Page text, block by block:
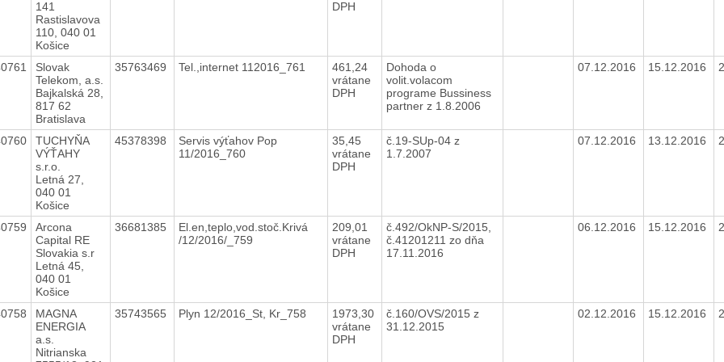
141
Rastislavova
110, 040 01
Košice
DPH
Slovak
Telekom, a.s.
Bajkalská 28,
817 62
Bratislava
35763469 Tel.,internet 112016_761
461,24
vrátane
DPH
Dohoda o
volit.volacom
programe Bussiness
partner z 1.8.2006
07.12.2016 15.12.2016
TUCHYŇA
VÝŤAHY
s.r.o.
Letná 27,
040 01
Košice
45378398
Servis výťahov Pop
11/2016_760
35,45
vrátane
DPH
č.19-SUp-04 z
1.7.2007
07.12.2016 13.12.2016
Arcona
Capital RE
Slovakia s.r
Letná 45,
040 01
Košice
36681385
El.en,teplo,vod.stoč.Krivá
/12/2016/_759
209,01
vrátane
DPH
č.492/OkNP-S/2015,
č.41201211 zo dňa
17.11.2016
06.12.2016 15.12.2016
MAGNA
ENERGIA
a.s.
Nitrianska
35743565 Plyn 12/2016_St, Kr_758
1973,30
vrátane
DPH
č.160/OVS/2015 z
31.12.2015
02.12.2016 15.12.2016